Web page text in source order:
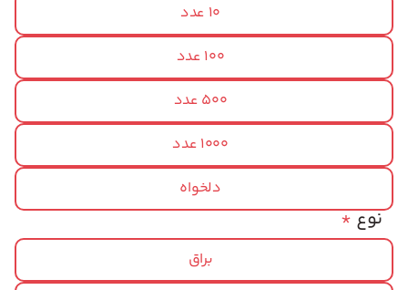
10 عدد
100 عدد
500 عدد
1000 عدد
دلخواه
*نوع
براق